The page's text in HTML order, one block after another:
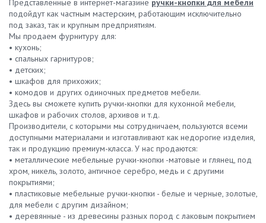
подойдут как частным мастерским, работающим исключительно
под заказ, так и крупным предприятиям.
Мы продаем фурнитуру для:
• кухонь;
• спальных гарнитуров;
• детских;
• шкафов для прихожих;
• комодов и других одиночных предметов мебели.
Здесь вы сможете купить ручки-кнопки для кухонной мебели,
шкафов и рабочих столов, архивов и т.д.
Производители, с которыми мы сотрудничаем, пользуются всеми
доступными материалами и изготавливают как недорогие изделия,
так и продукцию премиум-класса. У нас продаются:
• металлические мебельные ручки-кнопки -матовые и глянец, под
хром, никель, золото, античное серебро, медь и с другими
покрытиями;
• пластиковые мебельные ручки-кнопки - белые и черные, золотые,
для мебели с другим дизайном;
• деревянные - из древесины разных пород с лаковым покрытием